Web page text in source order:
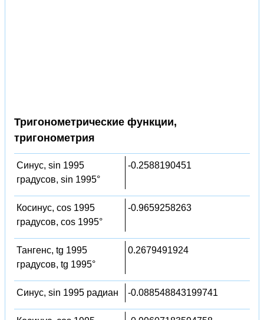
Тригонометрические функции,
тригонометрия
Синус, sin 1995
градусов, sin 1995°
-0.2588190451
Косинус, cos 1995
градусов, cos 1995°
-0.9659258263
Тангенс, tg 1995
градусов, tg 1995°
0.2679491924
Синус, sin 1995 радиан -0.088548843199741